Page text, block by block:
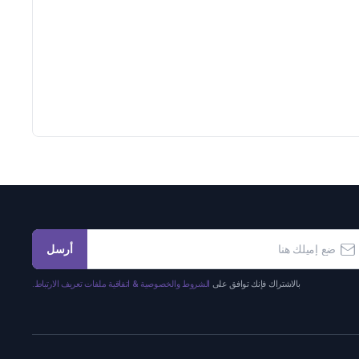
أرسل
بالاشتراك فإنك توافق على الشروط والخصوصية & اتفاقية ملفات تعريف الارتباط.